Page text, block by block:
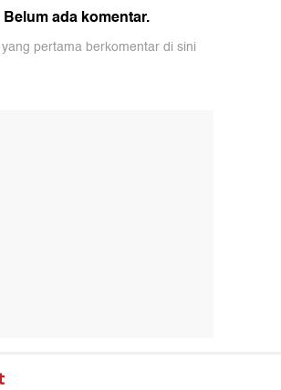
Belum ada komentar.
pertama berkomentar di sini